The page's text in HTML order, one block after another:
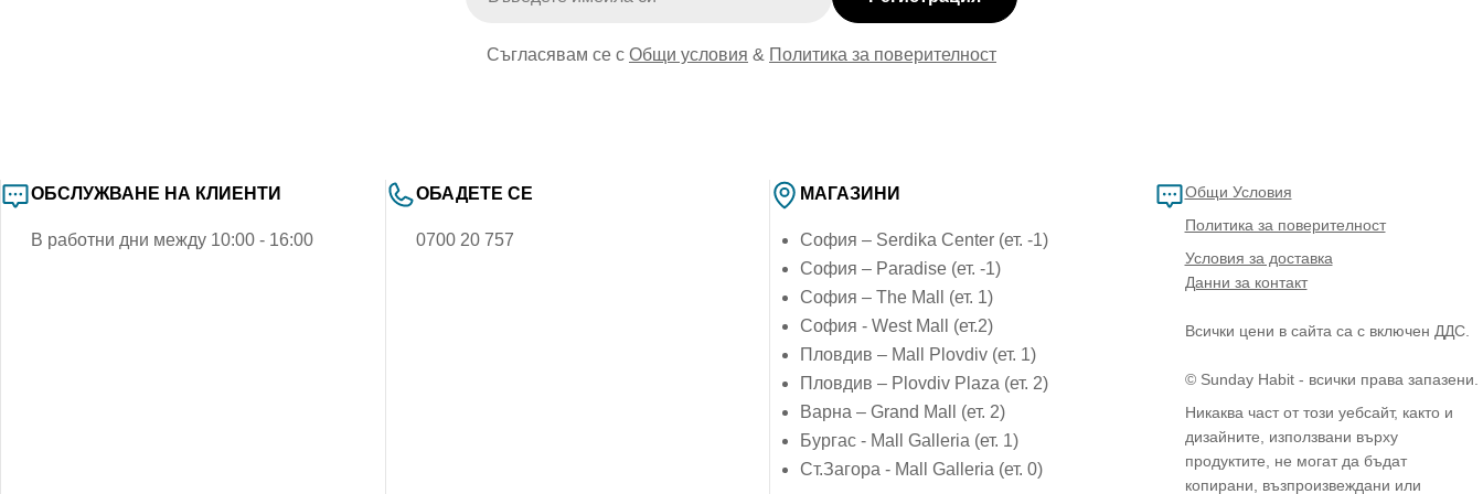
Съгласявам се с Общи условия & Политика за поверителност
ОБСЛУЖВАНЕ НА КЛИЕНТИ
В работни дни между 10:00 - 16:00
ОБАДЕТЕ СЕ
0700 20 757
МАГАЗИНИ
София – Serdika Center (ет. -1)
София – Paradise (ет. -1)
София – The Mall (ет. 1)
София - West Mall (ет.2)
Пловдив – Mall Plovdiv (ет. 1)
Пловдив – Plovdiv Plaza (ет. 2)
Варна – Grand Mall (ет. 2)
Бургас - Mall Galleria (ет. 1)
Ст.Загора - Mall Galleria (ет. 0)
Общи Условия
Политика за поверителност
Условия за доставка
Данни за контакт
Всички цени в сайта са с включен ДДС.
© Sunday Habit - всички права запазени.
Никаква част от този уебсайт, както и
дизайните, използвани върху
продуктите, не могат да бъдат
копирани, възпроизвеждани или